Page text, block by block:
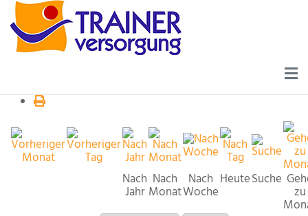
Nach
Jahr
Nach
Monat
Nach
Woche
HeuteSuche
zu